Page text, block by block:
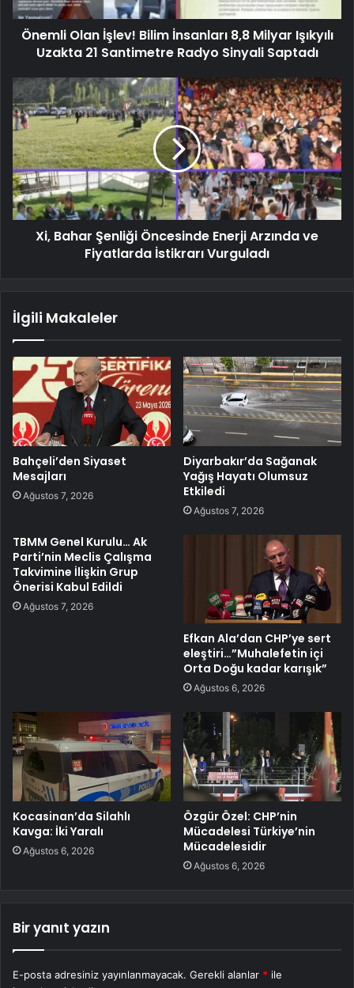
Önemli Olan İşlev! Bilim İnsanları 8,8 Milyar Işıkyılı
Uzakta 21 Santimetre Radyo Sinyali Saptadı
Xi, Bahar Şenliği Öncesinde Enerji Arzında ve
Fiyatlarda İstikrarı Vurguladı
İlgili Makaleler
Bahçeli’den Siyaset
Mesajları
Ağustos 7, 2026
Diyarbakır’da Sağanak
Yağış Hayatı Olumsuz
Etkiledi
Ağustos 7, 2026
TBMM Genel Kurulu… Ak
Parti’nin Meclis Çalışma
Takvimine İlişkin Grup
Önerisi Kabul Edildi
Ağustos 7, 2026
Efkan Ala’dan CHP’ye sert
eleştiri…”Muhalefetin içi
Orta Doğu kadar karışık”
Ağustos 6, 2026
Kocasinan’da Silahlı
Kavga: İki Yaralı
Ağustos 6, 2026
Özgür Özel: CHP’nin
Mücadelesi Türkiye’nin
Mücadelesidir
Ağustos 6, 2026
Bir yanıt yazın
E-posta adresiniz yayınlanmayacak. Gerekli alanlar * ile